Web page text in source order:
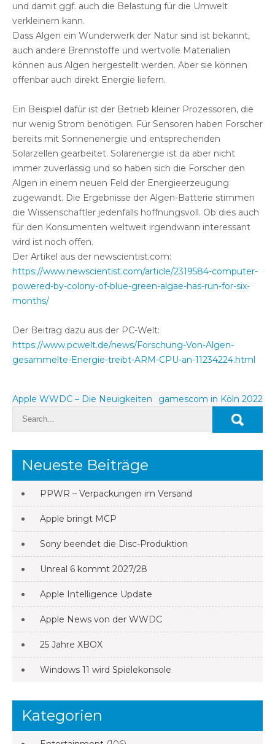
und damit ggf. auch die Belastung für die Umwelt
verkleinern kann.
Dass Algen ein Wunderwerk der Natur sind ist bekannt,
auch andere Brennstoffe und wertvolle Materialien
können aus Algen hergestellt werden. Aber sie können
offenbar auch direkt Energie liefern.
Ein Beispiel dafür ist der Betrieb kleiner Prozessoren, die
nur wenig Strom benötigen. Für Sensoren haben Forscher
bereits mit Sonnenenergie und entsprechenden
Solarzellen gearbeitet. Solarenergie ist da aber nicht
immer zuverlässig und so haben sich die Forscher den
Algen in einem neuen Feld der Energieerzeugung
zugewandt. Die Ergebnisse der Algen-Batterie stimmen
die Wissenschaftler jedenfalls hoffnungsvoll. Ob dies auch
für den Konsumenten weltweit irgendwann interessant
wird ist noch offen.
Der Artikel aus der newscientist.com:
https://www.newscientist.com/article/2319584-computer-
powered-by-colony-of-blue-green-algae-has-run-for-six-
months/
Der Beitrag dazu aus der PC-Welt:
https://www.pcwelt.de/news/Forschung-Von-Algen-
gesammelte-Energie-treibt-ARM-CPU-an-11234224.html
Beitragsnavigation
Apple WWDC – Die Neuigkeiten gamescom in Köln 2022
Neueste Beiträge
PPWR – Verpackungen im Versand
Apple bringt MCP
Sony beendet die Disc-Produktion
Unreal 6 kommt 2027/28
Apple Intelligence Update
Apple News von der WWDC
25 Jahre XBOX
Windows 11 wird Spielekonsole
Kategorien